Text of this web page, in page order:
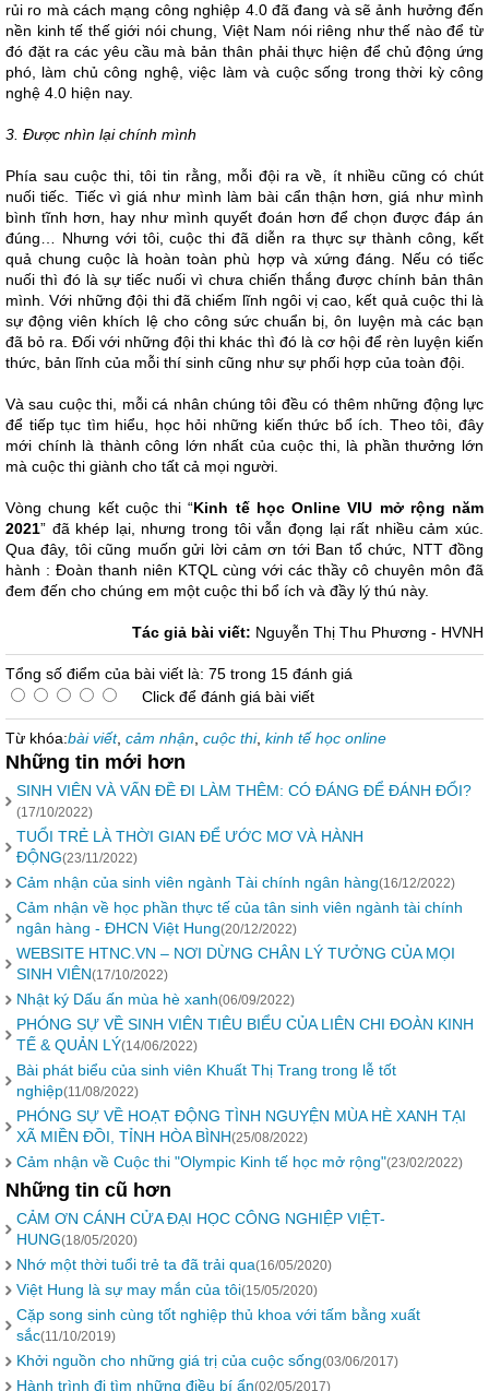
rủi ro mà cách mạng công nghiệp 4.0 đã đang và sẽ ảnh hưởng đến
nền kinh tế thế giới nói chung, Việt Nam nói riêng như thế nào để từ
đó đặt ra các yêu cầu mà bản thân phải thực hiện để chủ động ứng
phó, làm chủ công nghệ, việc làm và cuộc sống trong thời kỳ công
nghệ 4.0 hiện nay.
3. Được nhìn lại chính mình
Phía sau cuộc thi, tôi tin rằng, mỗi đội ra về, ít nhiều cũng có chút
nuối tiếc. Tiếc vì giá như mình làm bài cẩn thận hơn, giá như mình
bình tĩnh hơn, hay như mình quyết đoán hơn để chọn được đáp án
đúng… Nhưng với tôi, cuộc thi đã diễn ra thực sự thành công, kết
quả chung cuộc là hoàn toàn phù hợp và xứng đáng. Nếu có tiếc
nuối thì đó là sự tiếc nuối vì chưa chiến thắng được chính bản thân
mình. Với những đội thi đã chiếm lĩnh ngôi vị cao, kết quả cuộc thi là
sự động viên khích lệ cho công sức chuẩn bị, ôn luyện mà các bạn
đã bỏ ra. Đối với những đội thi khác thì đó là cơ hội để rèn luyện kiến
thức, bản lĩnh của mỗi thí sinh cũng như sự phối hợp của toàn đội.
Và sau cuộc thi, mỗi cá nhân chúng tôi đều có thêm những động lực
để tiếp tục tìm hiểu, học hỏi những kiến thức bổ ích. Theo tôi, đây
mới chính là thành công lớn nhất của cuộc thi, là phần thưởng lớn
mà cuộc thi giành cho tất cả mọi người.
Vòng chung kết cuộc thi “Kinh tế học Online VIU mở rộng năm
2021” đã khép lại, nhưng trong tôi vẫn đọng lại rất nhiều cảm xúc.
Qua đây, tôi cũng muốn gửi lời cảm ơn tới Ban tổ chức, NTT đồng
hành : Đoàn thanh niên KTQL cùng với các thầy cô chuyên môn đã
đem đến cho chúng em một cuộc thi bổ ích và đầy lý thú này.
Tác giả bài viết: Nguyễn Thị Thu Phương - HVNH
Tổng số điểm của bài viết là: 75 trong 15 đánh giá
Click để đánh giá bài viết
Từ khóa:bài viết, cảm nhận cuộc thi, kinh tế học online
Những tin mới hơn
SINH VIÊN VÀ VẤN ĐỀ ĐI LÀM THÊM: CÓ ĐÁNG ĐỂ ĐÁNH ĐỔI?
(17/10/2022)
TUỔI TRẺ LÀ THỜI GIAN ĐỂ ƯỚC MƠ VÀ HÀNH
ĐỘNG(23/11/2022)
Cảm nhận của sinh viên ngành Tài chính ngân hàng(16/12/2022)
Cảm nhận về học phần thực tế của tân sinh viên ngành tài chính
ngân hàng - ĐHCN Việt Hung(20/12/2022)
WEBSITE HTNC.VN – NƠI DỪNG CHÂN LÝ TƯỞNG CỦA MỌI
SINH VIÊN(17/10/2022)
Nhật ký Dấu ấn mùa hè xanh(06/09/2022)
PHÓNG SỰ VỀ SINH VIÊN TIÊU BIỂU CỦA LIÊN CHI ĐOÀN KINH
TẾ & QUẢN LÝ(14/06/2022)
Bài phát biểu của sinh viên Khuất Thị Trang trong lễ tốt
nghiệp(11/08/2022)
PHÓNG SỰ VỀ HOẠT ĐỘNG TÌNH NGUYỆN MÙA HÈ XANH TẠI
XÃ MIỀN ĐỒI, TỈNH HÒA BÌNH(25/08/2022)
Cảm nhận về Cuộc thi "Olympic Kinh tế học mở rộng"(23/02/2022)
Những tin cũ hơn
CẢM ƠN CÁNH CỬA ĐẠI HỌC CÔNG NGHIỆP VIỆT-
HUNG(18/05/2020)
Nhớ một thời tuổi trẻ ta đã trải qua(16/05/2020)
Việt Hung là sự may mắn của tôi(15/05/2020)
Cặp song sinh cùng tốt nghiệp thủ khoa với tấm bằng xuất
sắc(11/10/2019)
Khởi nguồn cho những giá trị của cuộc sống(03/06/2017)
Hành trình đi tìm những điều bí ẩn(02/05/2017)